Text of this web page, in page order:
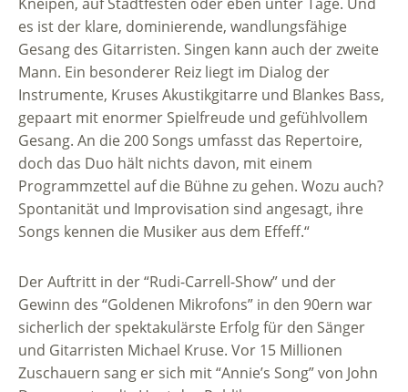
Kneipen, auf Stadtfesten oder eben unter Tage. Und
es ist der klare, dominierende, wandlungsfähige
Gesang des Gitarristen. Singen kann auch der zweite
Mann. Ein besonderer Reiz liegt im Dialog der
Instrumente, Kruses Akustikgitarre und Blankes Bass,
gepaart mit enormer Spielfreude und gefühlvollem
Gesang. An die 200 Songs umfasst das Repertoire,
doch das Duo hält nichts davon, mit einem
Programmzettel auf die Bühne zu gehen. Wozu auch?
Spontanität und Improvisation sind angesagt, ihre
Songs kennen die Musiker aus dem Effeff.“
Der Auftritt in der “Rudi-Carrell-Show” und der
Gewinn des “Goldenen Mikrofons” in den 90ern war
sicherlich der spektakulärste Erfolg für den Sänger
und Gitarristen Michael Kruse. Vor 15 Millionen
Zuschauern sang er sich mit “Annie’s Song” von John